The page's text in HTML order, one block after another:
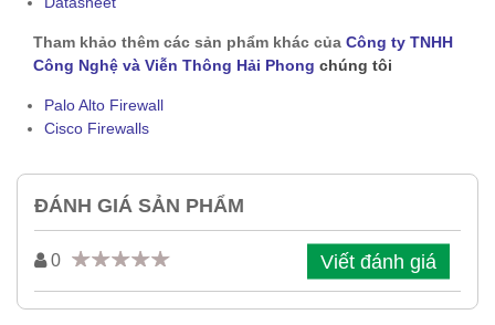
Tham khảo thêm các sản phẩm khác của Công ty TNHH
Công Nghệ và Viễn Thông Hải Phong chúng tôi
Palo Alto Firewall
Cisco Firewalls
ĐÁNH GIÁ SẢN PHẨM
0 Viết đánh giá